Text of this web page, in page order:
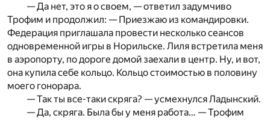
— Да нет, это я о своем, — ответил задумчиво
Трофим и продолжил: — Приезжаю из командировки.
Федерация приглашала провести несколько сеансов
одновременной игры в Норильске. Лиля встретила меня
в аэропорту, по дороге домой заехали в центр. Ну, и вот,
она купила себе кольцо. Кольцо стоимостью в половину
моего гонорара.
— Так ты все-таки скряга? — усмехнулся Ладынский.
— Да, скряга. Была бы у меня работа… — Трофим